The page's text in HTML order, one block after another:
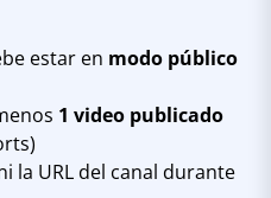
estar en modo público
1 video publicado
la URL del canal durante